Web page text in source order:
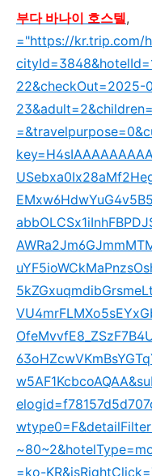
부다 바나이 호스텔,
="https://kr.trip.com/
22&checkOut=2025-
=ko-